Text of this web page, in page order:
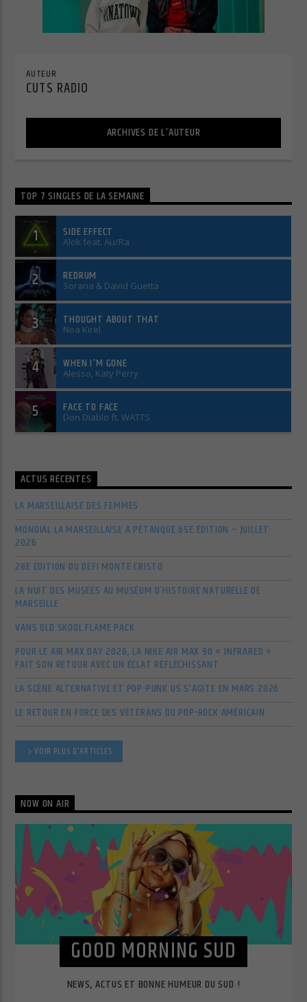
AUTEUR
CUTS RADIO
ARCHIVES DE L'AUTEUR
TOP 7 SINGLES DE LA SEMAINE
1 SIDE EFFECT
Alok feat. Au/Ra
2 REDRUM
Sorana & David Guetta
3 THOUGHT ABOUT THAT
Noa Kirel
4 WHEN I'M GONE
Alesso, Katy Perry
5 FACE TO FACE
Don Diablo ft. WATTS
ACTUS RÉCENTES
LA MARSEILLAISE DES FEMMES
MONDIAL LA MARSEILLAISE À PÉTANQUE 65E ÉDITION – JUILLET
2026
28E ÉDITION DU DÉFI MONTE CRISTO
LA NUIT DES MUSÉES AU MUSÉUM D’HISTOIRE NATURELLE DE
MARSEILLE
VANS OLD SKOOL FLAME PACK
POUR LE AIR MAX DAY 2026, LA NIKE AIR MAX 90 « INFRARED »
FAIT SON RETOUR AVEC UN ÉCLAT RÉFLÉCHISSANT
LA SCÈNE ALTERNATIVE ET POP-PUNK US S’AGITE EN MARS 2026
LE RETOUR EN FORCE DES VÉTÉRANS DU POP-ROCK AMÉRICAIN
VOIR PLUS D'ARTICLES
NOW ON AIR
GOOD MORNING SUD
NEWS, ACTUS ET BONNE HUMEUR DU SUD !